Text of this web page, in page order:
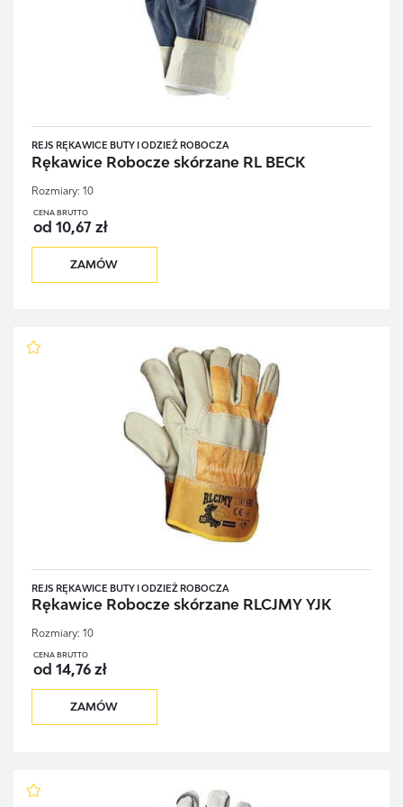
REJS RĘKAWICE BUTY I ODZIEŻ ROBOCZA
Rękawice Robocze skórzane RL BECK
Rozmiary: 10
CENA BRUTTO
od 10,67 zł
ZAMÓW
REJS RĘKAWICE BUTY I ODZIEŻ ROBOCZA
Rękawice Robocze skórzane RLCJMY YJK
Rozmiary: 10
CENA BRUTTO
od 14,76 zł
ZAMÓW